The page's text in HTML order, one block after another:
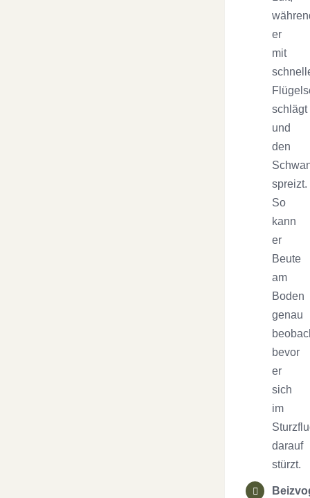
er
mit
schlägt
und
den
spreizt.
So
kann
er
Beute
am
Boden
genau
bevor
er
sich
im
darauf
stürzt.